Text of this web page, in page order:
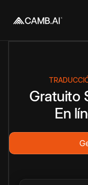
Gratuito
En